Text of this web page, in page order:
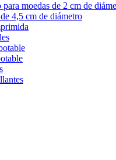
moedas de 2 cm de
4,5 cm de diámetro